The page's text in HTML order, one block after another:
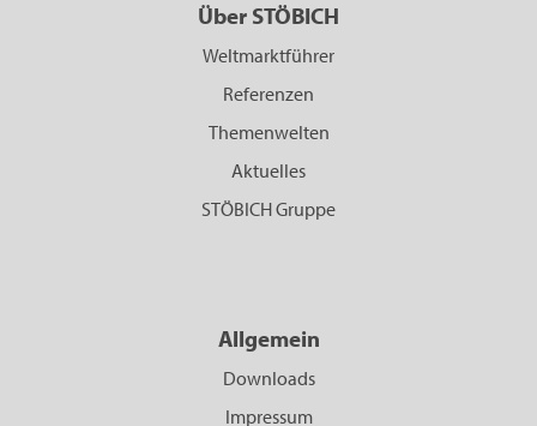
Über STÖBICH
Weltmarktführer
Referenzen
Themenwelten
Aktuelles
STÖBICH Gruppe
Allgemein
Downloads
Impressum